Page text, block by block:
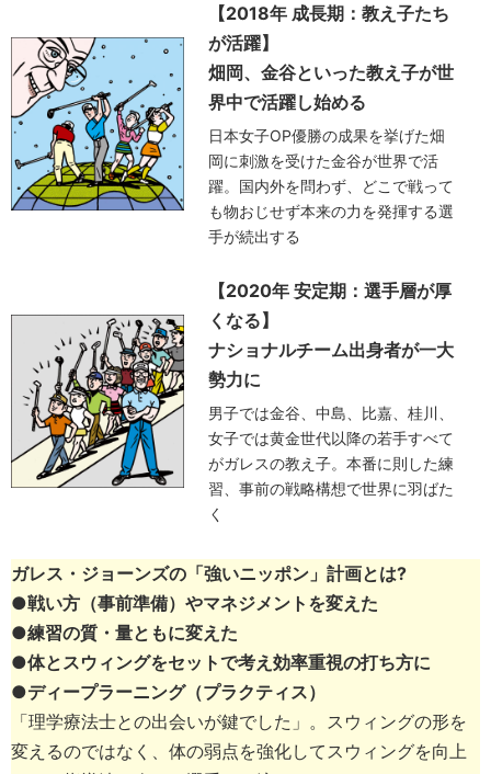
【2018年 成長期：教え子たち
が活躍】
畑岡、金谷といった教え子が世
界中で活躍し始める
日本女子OP優勝の成果を挙げた畑
岡に刺激を受けた金谷が世界で活
躍。国内外を問わず、どこで戦って
も物おじせず本来の力を発揮する選
手が続出する
【2020年 安定期：選手層が厚
くなる】
ナショナルチーム出身者が一大
勢力に
男子では金谷、中島、比嘉、桂川、
女子では黄金世代以降の若手すべて
がガレスの教え子。本番に則した練
習、事前の戦略構想で世界に羽ばた
く
ガレス・ジョーンズの「強いニッポン」計画とは?
●戦い方（事前準備）やマネジメントを変えた
●練習の質・量ともに変えた
●体とスウィングをセットで考え効率重視の打ち方に
●ディープラーニング（プラクティス）
「理学療法士との出会いが鍵でした」。スウィングの形を
変えるのではなく、体の弱点を強化してスウィングを向上